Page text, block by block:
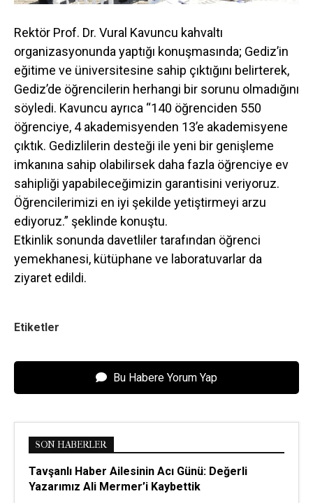
Rektör Prof. Dr. Vural Kavuncu kahvaltı
organizasyonunda yaptığı konuşmasında; Gediz’in
eğitime ve üniversitesine sahip çıktığını belirterek,
Gediz’de öğrencilerin herhangi bir sorunu olmadığını
söyledi. Kavuncu ayrıca “140 öğrenciden 550
öğrenciye, 4 akademisyenden 13’e akademisyene
çıktık. Gedizlilerin desteği ile yeni bir genişleme
imkanına sahip olabilirsek daha fazla öğrenciye ev
sahipliği yapabileceğimizin garantisini veriyoruz.
Öğrencilerimizi en iyi şekilde yetiştirmeyi arzu
ediyoruz.” şeklinde konuştu.
Etkinlik sonunda davetliler tarafından öğrenci
yemekhanesi, kütüphane ve laboratuvarlar da
ziyaret edildi.
Etiketler
Bu Habere Yorum Yap
SON HABERLER
Tavşanlı Haber Ailesinin Acı Günü: Değerli
Yazarımız Ali Mermer’i Kaybettik